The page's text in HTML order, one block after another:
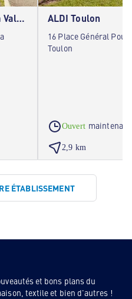
ALDI La Valette-du-Var La Valette-du-Var ALDI Toulon
16 Place Général
Toulon
Ouvert maintenant
2,9 km
ÉTABLISSEMENT
et bons plans du
textile et bien d'autres !